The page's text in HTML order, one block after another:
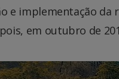
e implementação
em outubro de